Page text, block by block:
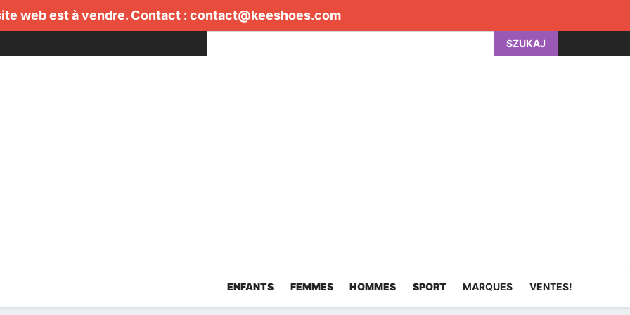
web est à vendre. Contact : contact@keeshoes.com
SZUKAJ
ENFANTS FEMMES HOMMES SPORT MARQUES VENTES!